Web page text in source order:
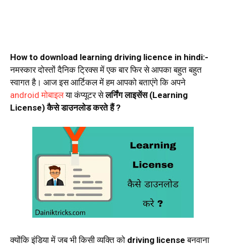
How to download learning driving licence in hindi:-
नमस्कार दोस्तों दैनिक ट्रिक्स में एक बार फिर से आपका बहुत बहुत
स्वागत है। आज इस आर्टिकल में हम आपको बताएंगे कि अपने
android मोबाइलया कंप्यूटर सेलर्निंग लाइसेंस (Learning
License) कैसे डाउनलोड करते हैं ?
क्योंकि इंडिया में जब भी किसी व्यक्ति को driving licenseबनवाना